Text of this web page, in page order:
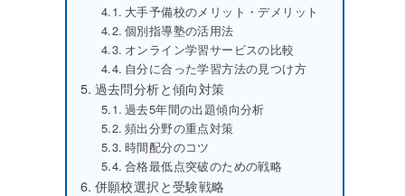
大手予備校のメリット・デメリット
個別指導塾の活用法
オンライン学習サービスの比較
自分に合った学習方法の見つけ方
過去問分析と傾向対策
過去5年間の出題傾向分析
頻出分野の重点対策
時間配分のコツ
合格最低点突破のための戦略
併願校選択と受験戦略